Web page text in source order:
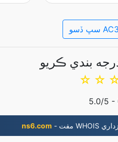
بندي ڪريو
☆
☆
5.0/5 -
ns6.com